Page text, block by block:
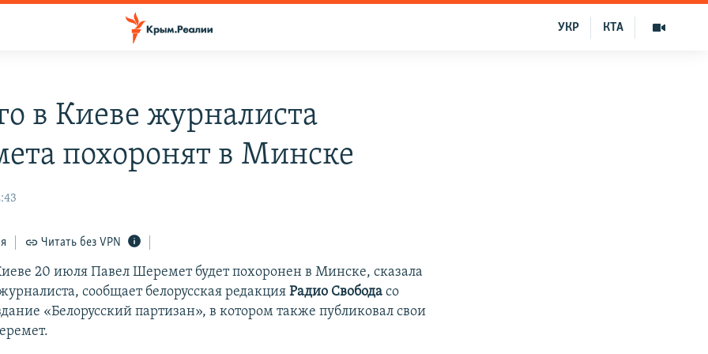
КТА
УКР
в Киеве журналиста
похоронят в Минске
Читать без VPN
20 июля Павел Шеремет будет похоронен в Минске, сказала
сообщает белорусская редакцияРадио Свобода со
«Белорусский партизан», в котором также публиковал свои